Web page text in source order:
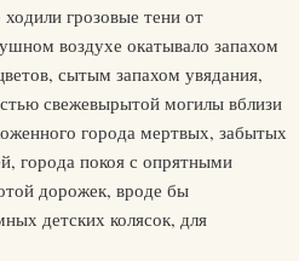
грозовые тени от
воздухе окатывало запахом
сытым запахом увядания,
свежевырытой могилы вблизи
города мертвых, забытых
города покоя с опрятными
дорожек, вроде бы
детских колясок, для